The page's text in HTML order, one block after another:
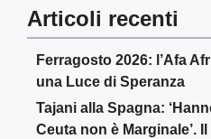
Articoli recenti
Ferragosto 2026: l’Afa
una Luce di Speranza
Tajani alla Spagna:
Ceuta non è Marginale’.